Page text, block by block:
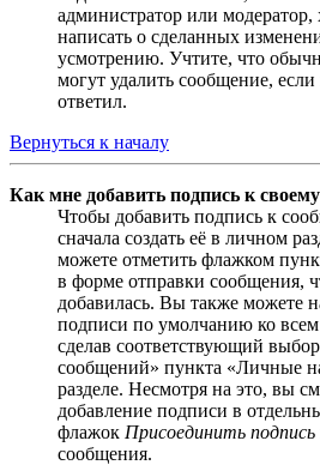
администратор или модератор,
написать о сделанных
усмотрению. Учтите, что
могут удалить сообщение,
ответил.
Вернуться к началу
Как мне добавить подпись к
Чтобы добавить подпись к
сначала создать её в личном
можете отметить флажком
в форме отправки сообщения,
добавилась. Вы также можете
подписи по умолчанию ко
сделав соответствующий
сообщений» пункта «Личные
разделе. Несмотря на это, вы
добавление подписи в
флажок Присоединить подпись
сообщения.